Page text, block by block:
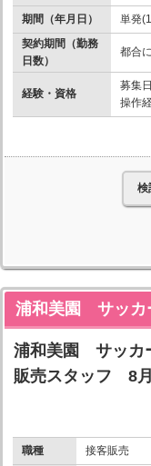
期間（年月日）
単発
契約期間（勤務
日数）
都合
経験・資格
募集
操作
検
浦和美園 サッカ
浦和美園 サッカ
販売スタッフ 8月
職種 接客販売